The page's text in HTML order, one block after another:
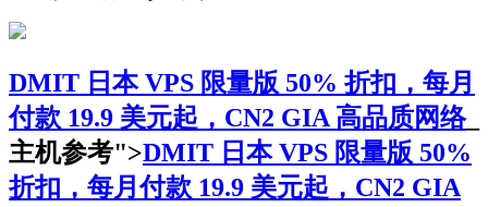
DMIT 日本 VPS 限量版 50% 折扣，每月
付款 19.9 美元起，CN2 GIA 高品质网络_
主机参考">DMIT 日本 VPS 限量版 50%
折扣，每月付款 19.9 美元起，CN2 GIA